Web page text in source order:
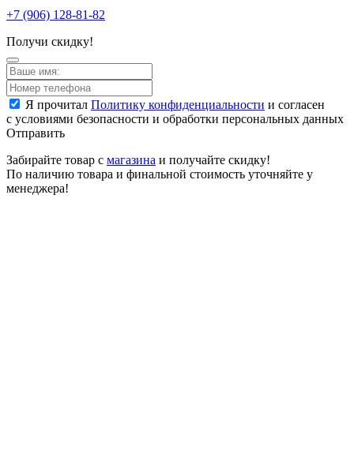
+7 (906) 128-81-82
Получи скидку!
Я прочитал Политику конфиденциальности и согласен
с условиями безопасности и обработки персональных данных
Отправить
Забирайте товар с магазина и получайте скидку!
По наличию товара и финальной стоимость уточняйте у
менеджера!